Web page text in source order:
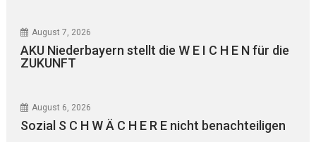
August 7, 2026
AKU Niederbayern stellt die W E I C H E N für die
ZUKUNFT
August 6, 2026
Sozial S C H W Ä C H E R E nicht benachteiligen